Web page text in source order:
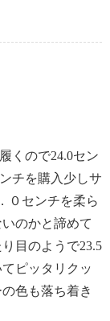
くので24.0セン
チを購入少しサ
０センチを柔ら
のかと諦めて
目のようで23.5
ピッタリクッ
色も落ち着き